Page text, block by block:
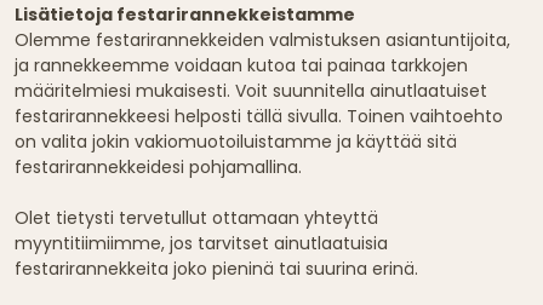
Lisätietoja festarirannekkeistamme
Olemme festarirannekkeiden valmistuksen asiantuntijoita,
ja rannekkeemme voidaan kutoa tai painaa tarkkojen
määritelmiesi mukaisesti. Voit suunnitella ainutlaatuiset
festarirannekkeesi helposti tällä sivulla. Toinen vaihtoehto
on valita jokin vakiomuotoiluistamme ja käyttää sitä
festarirannekkeidesi pohjamallina.
Olet tietysti tervetullut ottamaan yhteyttä
myyntitiimiimme, jos tarvitset ainutlaatuisia
festarirannekkeita joko pieninä tai suurina erinä.